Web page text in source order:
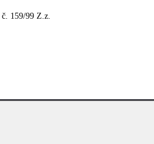
159/99 Z.z.